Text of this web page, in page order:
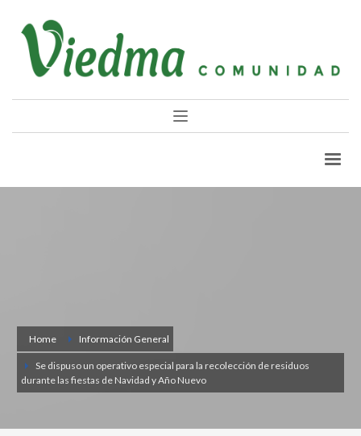
Home Información General
Se dispuso un operativo especial para la recolección de residuos
durante las fiestas de Navidad y Año Nuevo